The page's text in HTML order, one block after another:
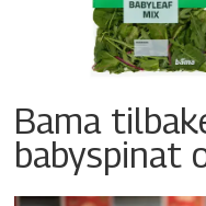
Bama
babyspinat